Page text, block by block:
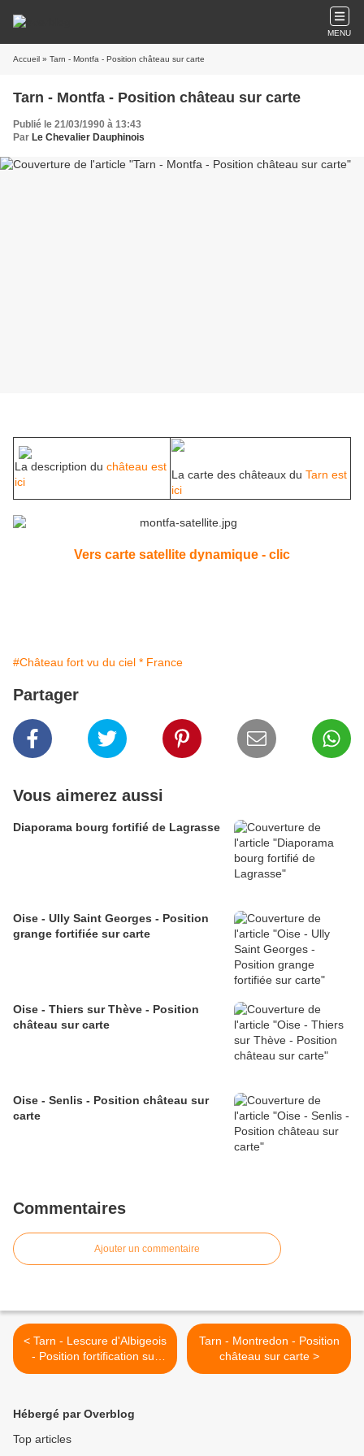
MENU
Accueil » Tarn - Montfa - Position château sur carte
Tarn - Montfa - Position château sur carte
Publié le 21/03/1990 à 13:43
Par Le Chevalier Dauphinois
La description du château est
ici
La carte des châteaux du Tarn est
ici
Vers carte satellite dynamique - clic
#Château fort vu du ciel * France
Partager
Vous aimerez aussi
Diaporama bourg fortifié de Lagrasse
Oise - Ully Saint Georges - Position
grange fortifiée sur carte
Oise - Thiers sur Thève - Position
château sur carte
Oise - Senlis - Position château sur
carte
Commentaires
Ajouter un commentaire
< Tarn - Lescure d'Albigeois
- Position fortification sur
carte
Tarn - Montredon - Position
château sur carte >
Hébergé par Overblog
Top articles